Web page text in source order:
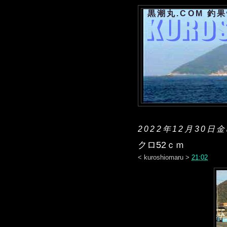
黒潮丸.COM 釣
2022年12月30日金
クロ52ｃｍ
< kuroshiomaru > 21:02